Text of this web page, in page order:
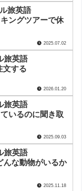
旅英語
ングツアーで休
2025.07.02
旅英語
文する
2026.01.20
旅英語
いるのに聞き取
2025.09.03
旅英語
んな動物がいるか
2025.11.18